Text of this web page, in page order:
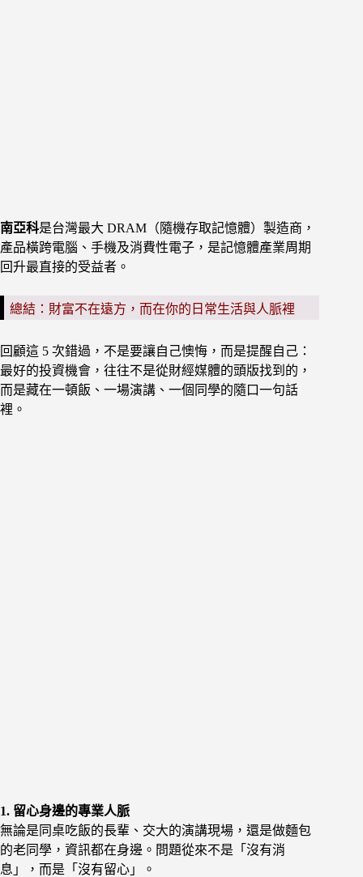
南亞科是台灣最大 DRAM（隨機存取記憶體）製造商，
產品橫跨電腦、手機及消費性電子，是記憶體產業周期
回升最直接的受益者。
總結：財富不在遠方，而在你的日常生活與人脈裡
回顧這 5 次錯過，不是要讓自己懊悔，而是提醒自己：
最好的投資機會，往往不是從財經媒體的頭版找到的，
而是藏在一頓飯、一場演講、一個同學的隨口一句話
裡。
1. 留心身邊的專業人脈
無論是同桌吃飯的長輩、交大的演講現場，還是做麵包
的老同學，資訊都在身邊。問題從來不是「沒有消
息」，而是「沒有留心」。